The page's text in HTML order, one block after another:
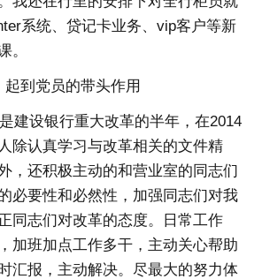
系统、贷记卡业务、vip客户等新
。
起到党员的带头作用
建设银行重大改革的半年，在2014
除认真学习与改革相关的文件精
，还积极主动的和营业室的同志们
必要性和必然性，加强同志们对我
同志们对改革的态度。日常工作
加班加点工作多干，主动关心帮助
汇报，主动解决。尽最大的努力体